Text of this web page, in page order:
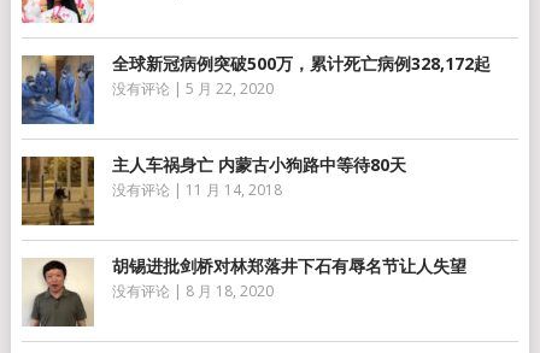
全球新冠病例突破500万，累计死亡病例328,172起
没有评论 | 5 月 22, 2020
主人车祸身亡 内蒙古小狗路中等待80天
没有评论 | 11 月 14, 2018
胡锡进批剑桥对林郑落井下石有辱名节让人失望
没有评论 | 8 月 18, 2020